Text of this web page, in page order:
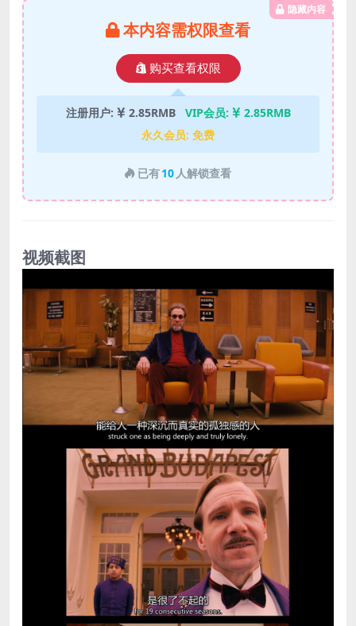
隐藏内容
本内容需权限查看
购买查看权限
注册用户: 2.85RMB VIP会员:
2.85RMB
永久会员: 免费
已有10 人解锁查看
视频截图